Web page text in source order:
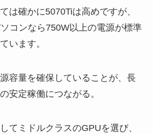
は確かに5070Tiは高めですが、
コンなら750W以上の電源が標準
います。
容量を確保していることが、長
安定稼働につながる。
てミドルクラスのGPUを選び、